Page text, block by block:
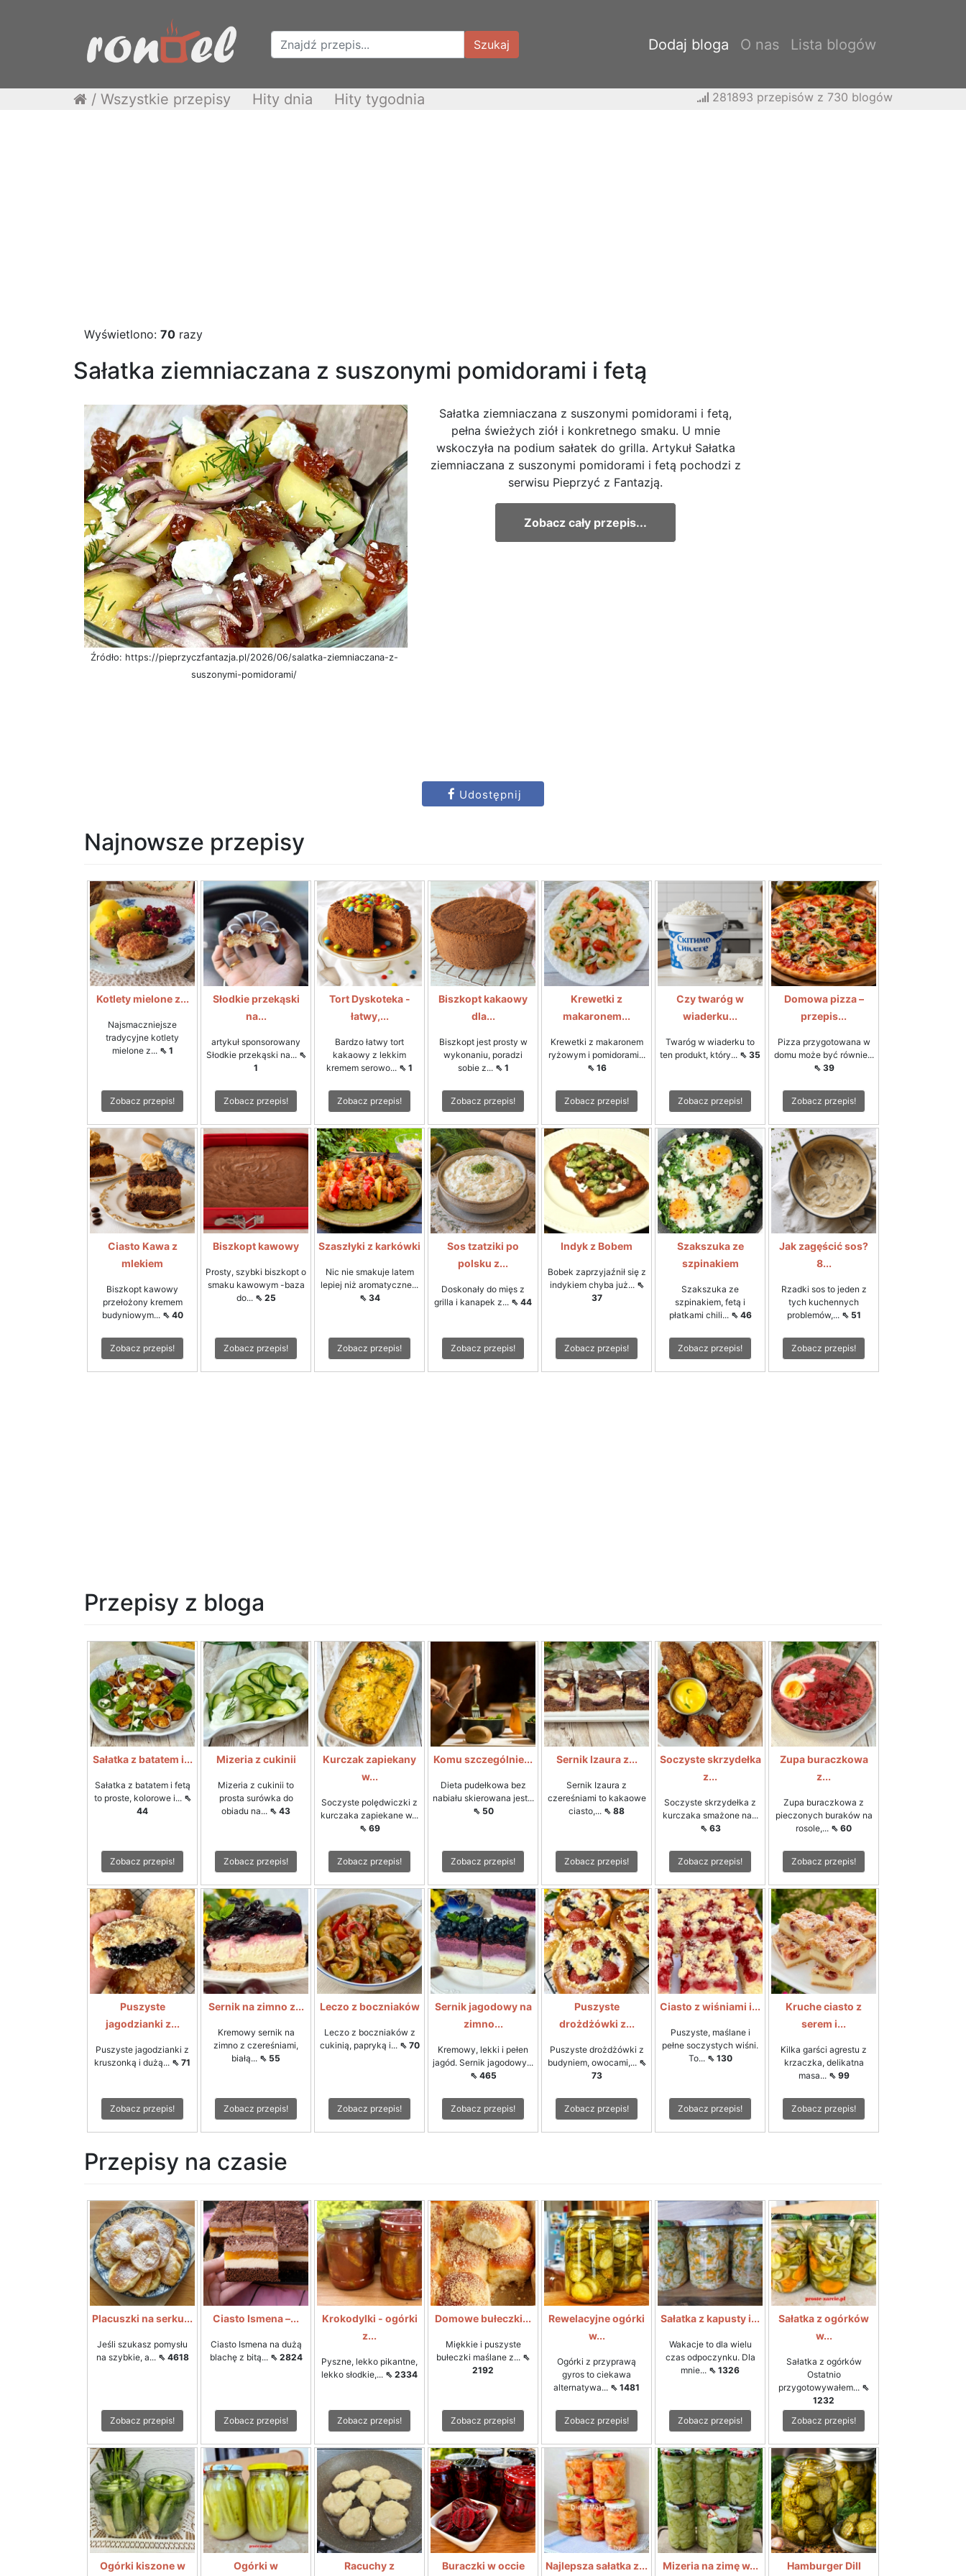
Szukaj Dodaj bloga O nas Lista blogów
/ Wszystkie przepisy Hity dnia Hity tygodnia 281893 przepisów z 730 blogów
Wyświetlono: 70 razy
Sałatka ziemniaczana z suszonymi pomidorami i fetą
Źródło: https://pieprzyczfantazja.pl/2026/06/salatka-ziemniaczana-z-
suszonymi-pomidorami/
Sałatka ziemniaczana z suszonymi pomidorami i fetą,
pełna świeżych ziół i konkretnego smaku. U mnie
wskoczyła na podium sałatek do grilla. Artykuł Sałatka
ziemniaczana z suszonymi pomidorami i fetą pochodzi z
serwisu Pieprzyć z Fantazją.
Zobacz cały przepis...
Udostępnij
Najnowsze przepisy
Kotlety mielone z...
Najsmaczniejsze
tradycyjne kotlety
mielone z... ⇖ 1
Zobacz przepis!
Słodkie przekąski
na...
artykuł sponsorowany
Słodkie przekąski na... ⇖
1
Zobacz przepis!
Tort Dyskoteka -
łatwy,...
Bardzo łatwy tort
kakaowy z lekkim
kremem serowo... ⇖ 1
Zobacz przepis!
Biszkopt kakaowy
dla...
Biszkopt jest prosty w
wykonaniu, poradzi
sobie z... ⇖ 1
Zobacz przepis!
Krewetki z
makaronem...
Krewetki z makaronem
ryżowym i pomidorami...
⇖ 16
Zobacz przepis!
Czy twaróg w
wiaderku...
Twaróg w wiaderku to
ten produkt, który... ⇖ 35
Zobacz przepis!
Domowa pizza –
przepis...
Pizza przygotowana w
domu może być równie...
⇖ 39
Zobacz przepis!
Ciasto Kawa z
mlekiem
Biszkopt kawowy
przełożony kremem
budyniowym... ⇖ 40
Zobacz przepis!
Biszkopt kawowy
Prosty, szybki biszkopt o
smaku kawowym -baza
do... ⇖ 25
Zobacz przepis!
Szaszłyki z karkówki
Nic nie smakuje latem
lepiej niż aromatyczne...
⇖ 34
Zobacz przepis!
Sos tzatziki po
polsku z...
Doskonały do mięs z
grilla i kanapek z... ⇖ 44
Zobacz przepis!
Indyk z Bobem
Bobek zaprzyjaźnił się z
indykiem chyba już... ⇖
37
Zobacz przepis!
Szakszuka ze
szpinakiem
Szakszuka ze
szpinakiem, fetą i
płatkami chili... ⇖ 46
Zobacz przepis!
Jak zagęścić sos?
8...
Rzadki sos to jeden z
tych kuchennych
problemów,... ⇖ 51
Zobacz przepis!
Przepisy z bloga
Sałatka z batatem i...
Sałatka z batatem i fetą
to proste, kolorowe i... ⇖
44
Zobacz przepis!
Mizeria z cukinii
Mizeria z cukinii to
prosta surówka do
obiadu na... ⇖ 43
Zobacz przepis!
Kurczak zapiekany
w...
Soczyste polędwiczki z
kurczaka zapiekane w...
⇖ 69
Zobacz przepis!
Komu szczególnie...
Dieta pudełkowa bez
nabiału skierowana jest...
⇖ 50
Zobacz przepis!
Sernik Izaura z...
Sernik Izaura z
czereśniami to kakaowe
ciasto,... ⇖ 88
Zobacz przepis!
Soczyste skrzydełka
z...
Soczyste skrzydełka z
kurczaka smażone na...
⇖ 63
Zobacz przepis!
Zupa buraczkowa
z...
Zupa buraczkowa z
pieczonych buraków na
rosole,... ⇖ 60
Zobacz przepis!
Puszyste
jagodzianki z...
Puszyste jagodzianki z
kruszonką i dużą... ⇖ 71
Zobacz przepis!
Sernik na zimno z...
Kremowy sernik na
zimno z czereśniami,
białą... ⇖ 55
Zobacz przepis!
Leczo z boczniaków
Leczo z boczniaków z
cukinią, papryką i... ⇖ 70
Zobacz przepis!
Sernik jagodowy na
zimno...
Kremowy, lekki i pełen
jagód. Sernik jagodowy...
⇖ 465
Zobacz przepis!
Puszyste
drożdżówki z...
Puszyste drożdżówki z
budyniem, owocami,... ⇖
73
Zobacz przepis!
Ciasto z wiśniami i...
Puszyste, maślane i
pełne soczystych wiśni.
To... ⇖ 130
Zobacz przepis!
Kruche ciasto z
serem i...
Kilka garści agrestu z
krzaczka, delikatna
masa... ⇖ 99
Zobacz przepis!
Przepisy na czasie
Placuszki na serku...
Jeśli szukasz pomysłu
na szybkie, a... ⇖ 4618
Zobacz przepis!
Ciasto Ismena –...
Ciasto Ismena na dużą
blachę z bitą... ⇖ 2824
Zobacz przepis!
Krokodylki - ogórki
z...
Pyszne, lekko pikantne,
lekko słodkie,... ⇖ 2334
Zobacz przepis!
Domowe bułeczki...
Miękkie i puszyste
bułeczki maślane z... ⇖
2192
Zobacz przepis!
Rewelacyjne ogórki
w...
Ogórki z przyprawą
gyros to ciekawa
alternatywa... ⇖ 1481
Zobacz przepis!
Sałatka z kapusty i...
Wakacje to dla wielu
czas odpoczynku. Dla
mnie... ⇖ 1326
Zobacz przepis!
Sałatka z ogórków
w...
Sałatka z ogórków
Ostatnio
przygotowywałem... ⇖
1232
Zobacz przepis!
Ogórki kiszone w Ogórki w Racuchy z Buraczki w occie Najlepsza sałatka z... Mizeria na zimę w... Hamburger Dill